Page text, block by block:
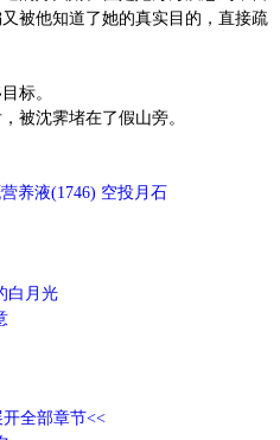
被他知道了她的真实目的，直接疏
标。
被沈霁堵在了假山旁。
养液(1746) 空投月石
白月光
全部章节<<